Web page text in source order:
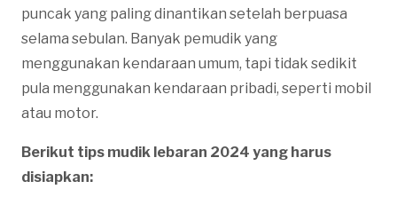
puncak yang paling dinantikan setelah berpuasa
selama sebulan. Banyak pemudik yang
menggunakan kendaraan umum, tapi tidak sedikit
pula menggunakan kendaraan pribadi, seperti mobil
atau motor.
Berikut tips mudik lebaran 2024 yang harus
disiapkan: